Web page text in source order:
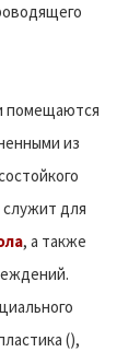
помещаются
из
для
, а также
(),